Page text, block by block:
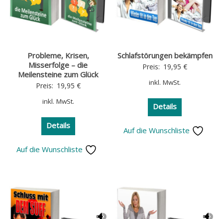
Probleme, Krisen,
Misserfolge – die
Meilensteine zum Glück
Preis: 19,95 €
inkl. MwSt.
Details
Auf die Wunschliste
Schlafstörungen bekämpfen
Preis: 19,95€
inkl. MwSt.
Details
Auf die Wunschliste